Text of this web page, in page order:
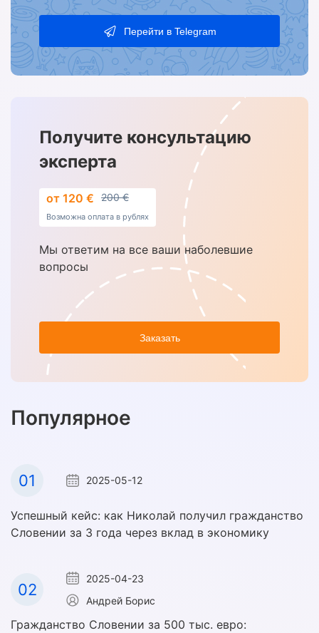
Перейти в Telegram
Получите консультацию
эксперта
от 120 € 200 €
Возможна оплата в рублях
Мы ответим на все ваши наболевшие
вопросы
Заказать
Популярное
01 2025-05-12
Успешный кейс: как Николай получил гражданство
Словении за 3 года через вклад в экономику
02
2025-04-23
Андрей Борис
Гражданство Словении за 500 тыс. евро: